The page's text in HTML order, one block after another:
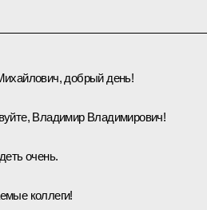
добрый день!
Владимир Владимирович!
очень.
коллеги!